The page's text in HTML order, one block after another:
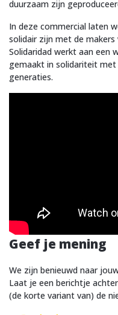
duurzaam zijn
In deze commercial laten
solidair zijn met de
Solidaridad werkt aan een
gemaakt in solidariteit
generaties.
Geef je mening
We zijn benieuwd naar
Laat je een berichtje
(de korte variant van) de